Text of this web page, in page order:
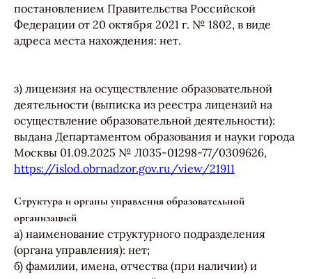
постановлением Правительства Российской
Федерации от 20 октября 2021 г. № 1802, в виде
адреса места нахождения: нет.
з) лицензия на осуществление образовательной
деятельности (выписка из реестра лицензий на
осуществление образовательной деятельности):
выдана Департаментом образования и науки города
Москвы 01.09.2025 № Л035-01298-77/0309626,
https://islod.obrnadzor.gov.ru/view/21911
Структура и органы управления образовательной
организацией
а) наименование структурного подразделения
(органа управления): нет;
б) фамилии, имена, отчества (при наличии) и